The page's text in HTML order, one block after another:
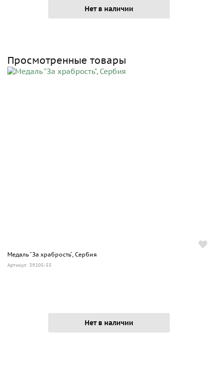
Нет в наличии
Просмотренные товары
Медаль "За храбрость", Сербия
Артикул: 39205-55
Нет в наличии